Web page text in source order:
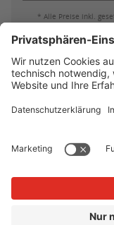
* Alle Preise inkl.
Batterieleistung &
AGB